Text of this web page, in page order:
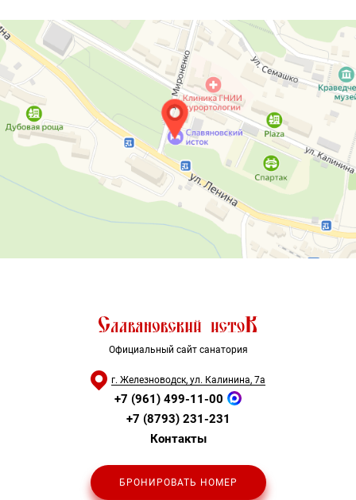
Официальный сайт санатория
г. Железноводск, ул. Калинина, 7а
+7 (961) 499-11-00
+7 (8793) 231-231
Контакты
БРОНИРОВАТЬ НОМЕР